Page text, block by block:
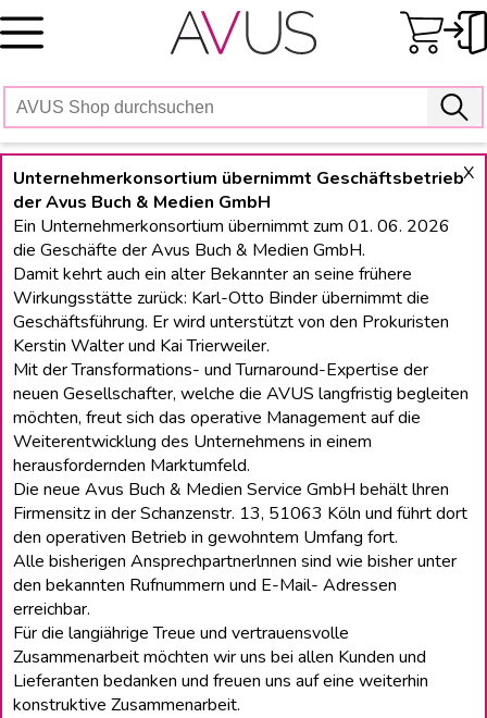
Skip
to
X
Unternehmerkonsortium übernimmt Geschäftsbetrieb
der Avus Buch & Medien GmbH
Ein Unternehmerkonsortium übernimmt zum 01. 06. 2026
die Geschäfte der Avus Buch & Medien GmbH.
Damit kehrt auch ein alter Bekannter an seine frühere
Wirkungsstätte zurück: Karl-Otto Binder übernimmt die
Geschäftsführung. Er wird unterstützt von den Prokuristen
Kerstin Walter und Kai Trierweiler.
Mit der Transformations- und Turnaround-Expertise der
neuen Gesellschafter, welche die AVUS langfristig begleiten
möchten, freut sich das operative Management auf die
Weiterentwicklung des Unternehmens in einem
herausfordernden Marktumfeld.
Die neue Avus Buch & Medien Service GmbH behält lhren
Firmensitz in der Schanzenstr. 13, 51063 Köln und führt dort
den operativen Betrieb in gewohntem Umfang fort.
Alle bisherigen Ansprechpartnerlnnen sind wie bisher unter
den bekannten Rufnummern und E-Mail- Adressen
erreichbar.
Für die langiährige Treue und vertrauensvolle
Zusammenarbeit möchten wir uns bei allen Kunden und
Lieferanten bedanken und freuen uns auf eine weiterhin
konstruktive Zusammenarbeit.